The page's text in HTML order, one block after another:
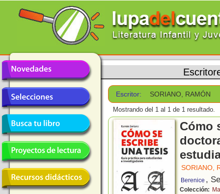
Escritor: SORIANO, RAMÓN
Mostrando del 1 al 1 de 1 resultado.
Cómo
SORIANO,
Berenice ,
Colección: